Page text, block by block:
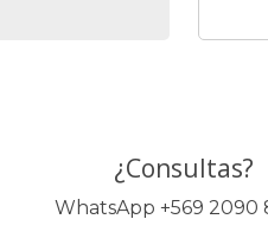
¿Consultas?
WhatsApp +569 2090